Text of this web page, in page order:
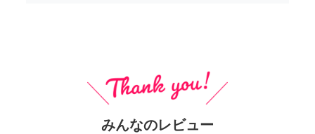
みんなのレビュー